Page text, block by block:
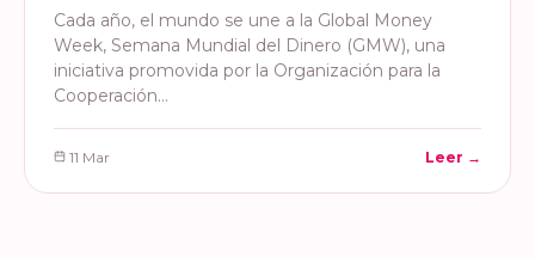
Cada año, el mundo se une a la Global Money
Week, Semana Mundial del Dinero (GMW), una
iniciativa promovida por la Organización para la
Cooperación…
11 Mar Leer →